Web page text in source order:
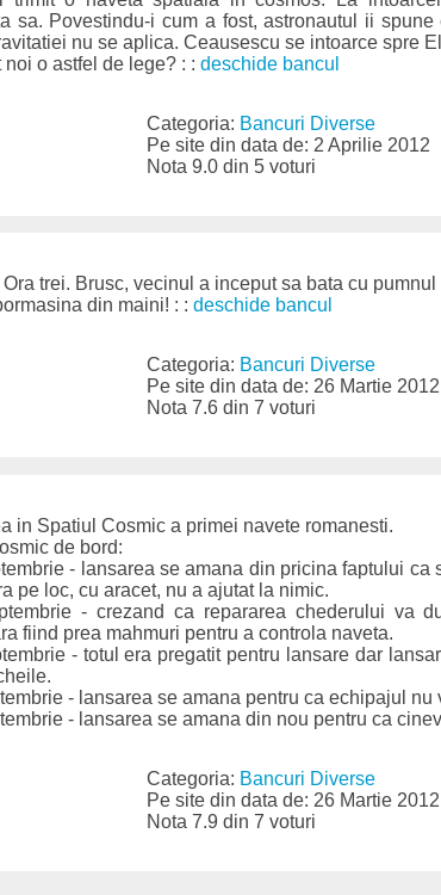
sa. Povestindu-i cum a fost, astronautul ii
nu se aplica. Ceausescu se intoarce spre
noi o astfel de lege? : : deschide bancul
Categoria: Bancuri Diverse
Pe site din data de: 2 Aprilie 2012
Nota 9.0 din 5 voturi
Ora trei. Brusc, vecinul a inceput sa bata cu
din maini! : : deschide bancul
Categoria: Bancuri Diverse
Pe site din data de: 26 Martie 2012
Nota 7.6 din 7 voturi
in Spatiul Cosmic a primei navete romanesti.
de bord:
- lansarea se amana din pricina faptului
pe loc, cu aracet, nu a ajutat la nimic.
- crezand ca repararea chederului va
fiind prea mahmuri pentru a controla naveta.
- totul era pregatit pentru lansare dar
- lansarea se amana pentru ca echipajul nu
- lansarea se amana din nou pentru ca
Categoria: Bancuri Diverse
Pe site din data de: 26 Martie 2012
Nota 7.9 din 7 voturi